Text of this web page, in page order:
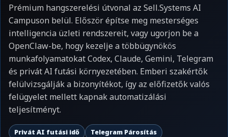
Prémium hangszerelési útvonal az Sell.Systems AI
Campuson belül. Először építse meg mesterséges
intelligencia üzleti rendszereit, vagy ugorjon be a
OpenClaw-be, hogy kezelje a többügynökös
munkafolyamatokat Codex, Claude, Gemini, Telegram
és privát AI futási környezetében. Emberi szakértők
felülvizsgálják a bizonyítékot, így az előfizetők valós
felügyelet mellett kapnak automatizálási
teljesítményt.
Privát AI futási idő
Telegram Párosítás